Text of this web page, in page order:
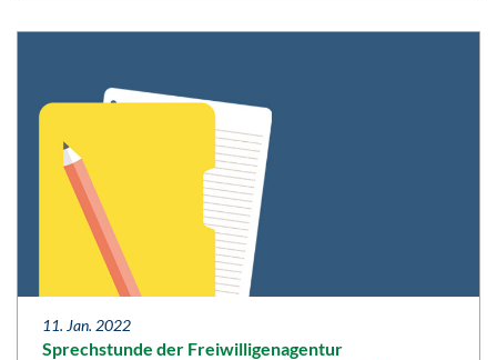
11. Jan. 2022
Sprechstunde der Freiwilligenagentur